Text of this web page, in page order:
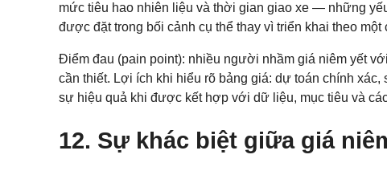
mức tiêu hao nhiên liệu và thời gian giao xe — những
được đặt trong bối cảnh cụ thể thay vì triển khai theo một
Điểm đau (pain point): nhiều người nhầm giá niêm yết
cần thiết. Lợi ích khi hiểu rõ bảng giá: dự toán chính
sự hiệu quả khi được kết hợp với dữ liệu, mục tiêu và
12. Sự khác biệt giữa giá